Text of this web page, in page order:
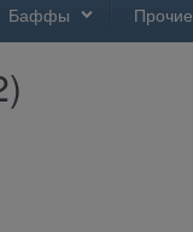
Баффы Прочие